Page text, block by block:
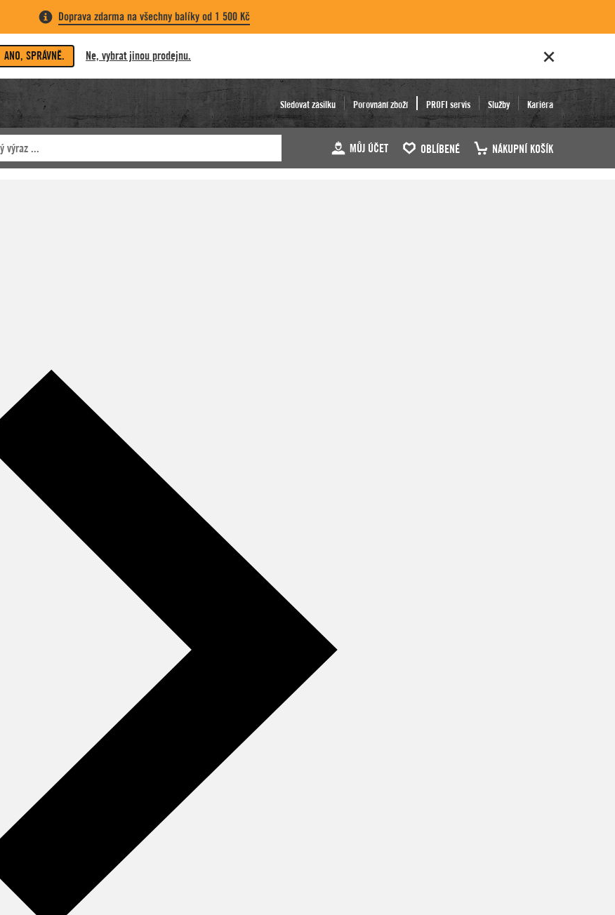
Doprava zdarma na všechny balíky od 1 500 Kč
ANO, SPRÁVNĚ. Ne, vybrat jinou prodejnu.
Sledovat zásilku Porovnání zboží PROFI servis Služby Kariéra
MŮJ ÚČET OBLÍBENÉ NÁKUPNÍ KOŠÍK